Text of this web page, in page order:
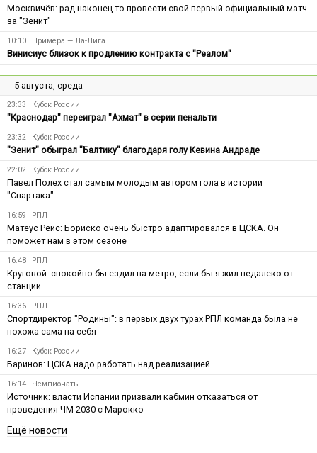
Москвичёв: рад наконец-то провести свой первый официальный матч
за "Зенит"
10:10 Примера — Ла-Лига
Винисиус близок к продлению контракта с "Реалом"
5 августа, среда
23:33 Кубок России
"Краснодар" переиграл "Ахмат" в серии пенальти
23:32 Кубок России
"Зенит" обыграл "Балтику" благодаря голу Кевина Андраде
22:02 Кубок России
Павел Полех стал самым молодым автором гола в истории
"Спартака"
16:59 РПЛ
Матеус Рейс: Бориско очень быстро адаптировался в ЦСКА. Он
поможет нам в этом сезоне
16:48 РПЛ
Круговой: спокойно бы ездил на метро, если бы я жил недалеко от
станции
16:36 РПЛ
Спортдиректор "Родины": в первых двух турах РПЛ команда была не
похожа сама на себя
16:27 Кубок России
Баринов: ЦСКА надо работать над реализацией
16:14 Чемпионаты
Источник: власти Испании призвали кабмин отказаться от
проведения ЧМ-2030 с Марокко
Ещё новости